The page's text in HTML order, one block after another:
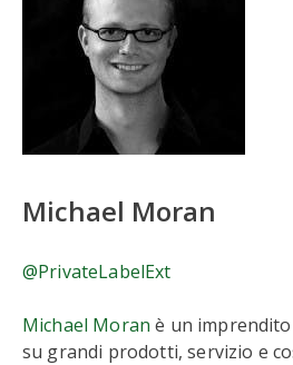
Michael Moran
@PrivateLabelExt
Michael Moran è un
su grandi prodotti, servizio e